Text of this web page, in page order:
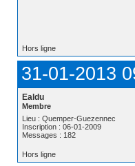
Hors ligne
31-01-2013
Ealdu
Membre
Lieu : Quemper-Guezennec
Inscription : 06-01-2009
Messages : 182
Hors ligne